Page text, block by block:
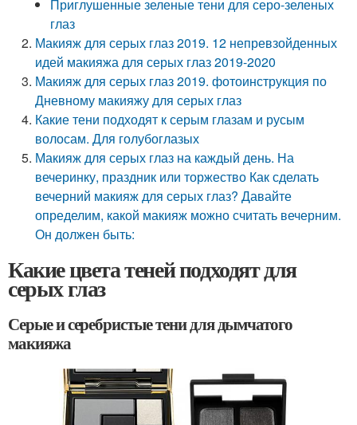
Приглушенные зеленые тени для серо-зеленых
глаз
Макияж для серых глаз 2019. 12 непревзойденных
идей макияжа для серых глаз 2019-2020
Макияж для серых глаз 2019. фотоинструкция по
Дневному макияжу для серых глаз
Какие тени подходят к серым глазам и русым
волосам. Для голубоглазых
Макияж для серых глаз на каждый день. На
вечеринку, праздник или торжество Как сделать
вечерний макияж для серых глаз? Давайте
определим, какой макияж можно считать вечерним.
Он должен быть:
Какие цвета теней подходят для
серых глаз
Серые и серебристые тени для дымчатого
макияжа